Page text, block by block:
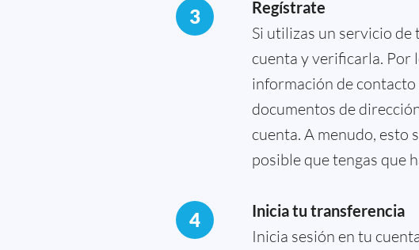
3 Regístrate
Si utilizas un servicio
cuenta y verificarla. Por
información de
documentos de
cuenta. A menudo, esto
posible que tengas que
4 Inicia tu transferencia
Inicia sesión en tu